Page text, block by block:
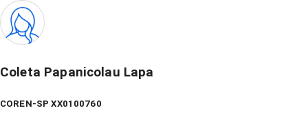
Coleta Papanicolau Lapa
COREN-SP XX0100760